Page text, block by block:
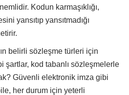
Kodun karmaşıklığı,
yansıtıp yansıtmadığı
belirli sözleşme türleri için
şartlar, kod tabanlı sözleşmelerle
Güvenli elektronik imza gibi
her durum için yeterli